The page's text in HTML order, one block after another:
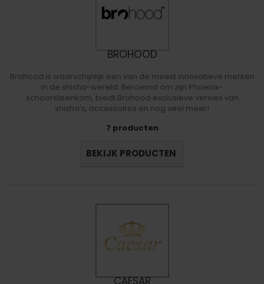
BROHOOD
Brohood is waarschijnlijk een van de meest innovatieve merken
in de shisha-wereld. Beroemd om zijn Phoenix-
schoorsteenkom, biedt Brohood exclusieve versies van
shisha's, accessoires en nog veel meer!
7 producten
BEKIJK PRODUCTEN
CAESAR